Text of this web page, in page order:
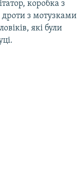
коробка з
з мотузками
які були